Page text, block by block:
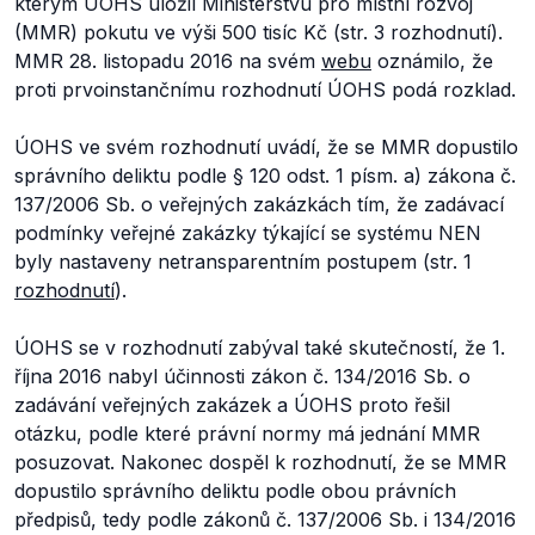
(MMR) pokutu ve výši 500 tisíc Kč (str. 3 rozhodnutí).
MMR 28. listopadu 2016 na svém webu oznámilo, že
proti prvoinstančnímu rozhodnutí ÚOHS podá rozklad.
ÚOHS ve svém rozhodnutí uvádí, že se MMR dopustilo
správního deliktu podle § 120 odst. 1 písm. a) zákona č.
137/2006 Sb. o veřejných zakázkách tím, že zadávací
podmínky veřejné zakázky týkající se systému NEN
byly nastaveny netransparentním postupem (str. 1
rozhodnutí).
ÚOHS se v rozhodnutí zabýval také skutečností, že 1.
října 2016 nabyl účinnosti zákon č. 134/2016 Sb. o
zadávání veřejných zakázek a ÚOHS proto řešil
otázku, podle které právní normy má jednání MMR
posuzovat. Nakonec dospěl k rozhodnutí, že se MMR
dopustilo správního deliktu podle obou právních
předpisů, tedy podle zákonů č. 137/2006 Sb. i 134/2016